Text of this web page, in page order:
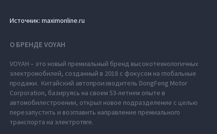
Источник: maximonline.ru
О БРЕНДЕ VOYAH
VOYAH – это новый премиальный бренд высокотехнологичных
электромобилей, созданный в 2018 с фокусом на глобальные
продажи. Китайский автопроизводитель DongFeng Motor
Corporation, базируясь на своем 53-летнем опыте в
автомобилестроении, открыл новое подразделение с целью
перезапустить и возглавить направление премиального
транспорта на электротяге.